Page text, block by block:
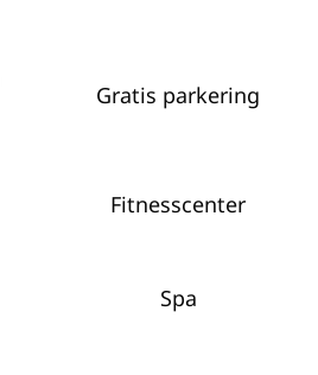
Gratis parkering
Fitnesscenter
Spa